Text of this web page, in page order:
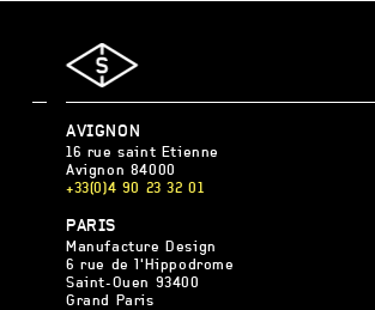
AGENCE
S
AVIGNON
16 rue saint Etienne
Avignon 84000
+33(0)4 90 23 32 01
AGENCE
S
PARIS
Manufacture Design
6 rue de l'Hippodrome
Saint-Ouen 93400
Grand Paris